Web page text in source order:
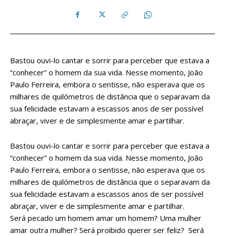
Bastou ouvi-lo cantar e sorrir para perceber que estava a
“conhecer” o homem da sua vida. Nesse momento, João
Paulo Ferreira, embora o sentisse, não esperava que os
milhares de quilómetros de distância que o separavam da
sua felicidade estavam a escassos anos de ser possível
abraçar, viver e de simplesmente amar e partilhar.
Bastou ouvi-lo cantar e sorrir para perceber que estava a
“conhecer” o homem da sua vida. Nesse momento, João
Paulo Ferreira, embora o sentisse, não esperava que os
milhares de quilómetros de distância que o separavam da
sua felicidade estavam a escassos anos de ser possível
abraçar, viver e de simplesmente amar e partilhar.
Será pecado um homem amar um homem? Uma mulher
amar outra mulher? Será proibido querer ser feliz? Será